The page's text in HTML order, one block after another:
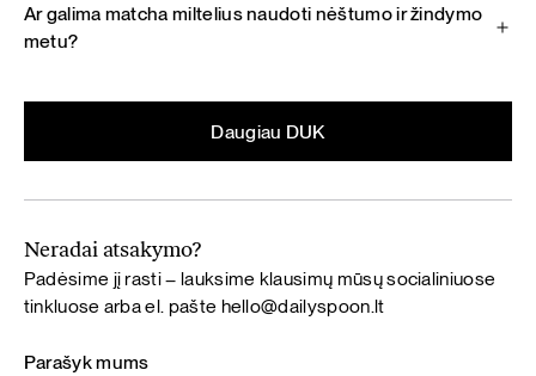
Ar galima matcha miltelius naudoti nėštumo ir žindymo
metu?
Daugiau DUK
Neradai atsakymo?
Padėsime jį rasti – lauksime klausimų mūsų socialiniuose
tinkluose arba el. pašte hello@dailyspoon.lt
Parašyk mums